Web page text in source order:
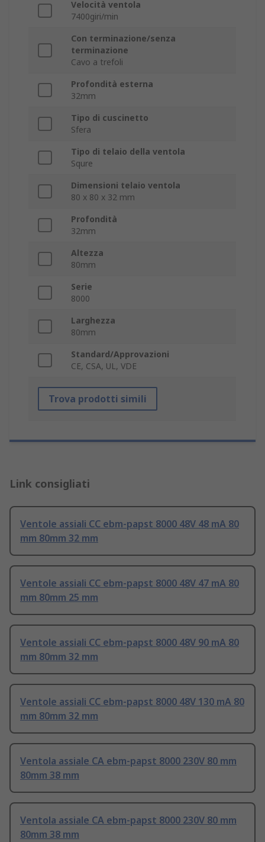
Velocità ventola
7400giri/min
Con terminazione/senza
terminazione
Cavo a trefoli
Profondità esterna
32mm
Tipo di cuscinetto
Sfera
Tipo di telaio della ventola
Squre
Dimensioni telaio ventola
80 x 80 x 32 mm
Profondità
32mm
Altezza
80mm
Serie
8000
Larghezza
80mm
Standard/Approvazioni
CE, CSA, UL, VDE
Trova prodotti simili
Link consigliati
Ventole assiali CC ebm-papst 8000 48V 48 mA 80
mm 80mm 32 mm
Ventole assiali CC ebm-papst 8000 48V 47 mA 80
mm 80mm 25 mm
Ventole assiali CC ebm-papst 8000 48V 90 mA 80
mm 80mm 32 mm
Ventole assiali CC ebm-papst 8000 48V 130 mA 80
mm 80mm 32 mm
Ventola assiale CA ebm-papst 8000 230V 80 mm
80mm 38 mm
Ventola assiale CA ebm-papst 8000 230V 80 mm
80mm 38 mm